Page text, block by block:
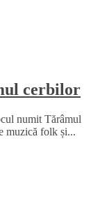
cerbilor
numit Tărâmul
muzică folk și...